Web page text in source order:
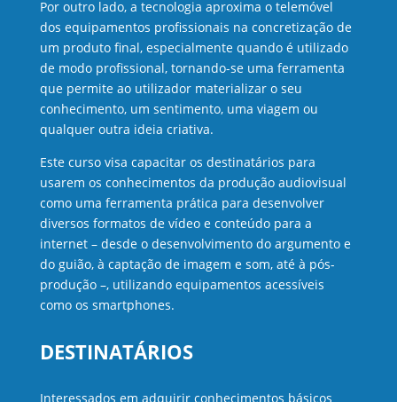
Por outro lado, a tecnologia aproxima o telemóvel
dos equipamentos profissionais na concretização de
um produto final, especialmente quando é utilizado
de modo profissional, tornando-se uma ferramenta
que permite ao utilizador materializar o seu
conhecimento, um sentimento, uma viagem ou
qualquer outra ideia criativa.
Este curso visa capacitar os destinatários para
usarem os conhecimentos da produção audiovisual
como uma ferramenta prática para desenvolver
diversos formatos de vídeo e conteúdo para a
internet – desde o desenvolvimento do argumento e
do guião, à captação de imagem e som, até à pós-
produção –, utilizando equipamentos acessíveis
como os smartphones.
DESTINATÁRIOS
Interessados em adquirir conhecimentos básicos